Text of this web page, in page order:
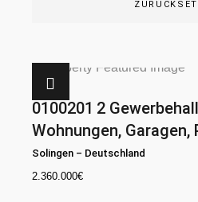
0100201 2
Wohnungen,
Solingen – Deutschland
2.360.000€